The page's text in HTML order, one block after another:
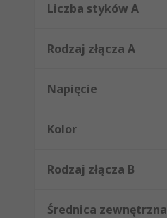
Liczba styków A
Rodzaj złącza A
Napięcie
Kolor
Rodzaj złącza B
Średnica zewnętrzna